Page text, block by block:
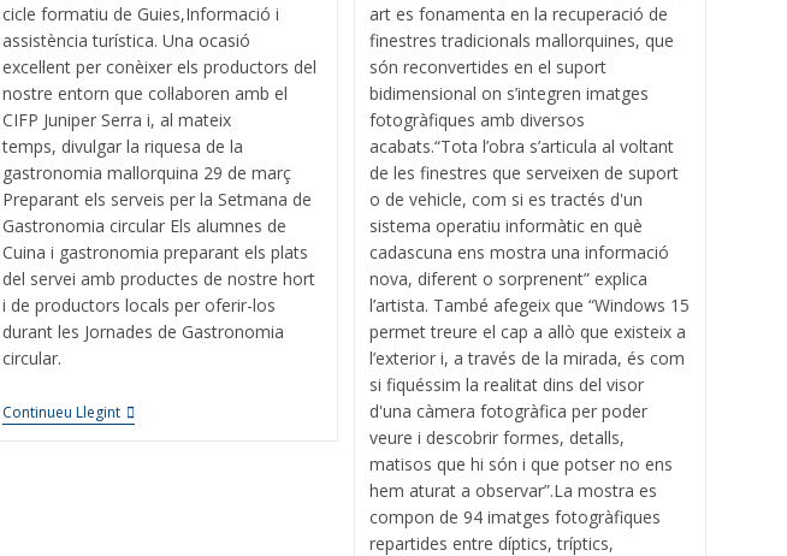
cicle formatiu de Guies,Informació i
assistència turística. Una ocasió
excel·lent per conèixer els productors del
nostre entorn que col·laboren amb el
CIFP Juniper Serra i, al mateix
temps, divulgar la riquesa de la
gastronomia mallorquina 29 de març
Preparant els serveis per la Setmana de
Gastronomia circular Els alumnes de
Cuina i gastronomia preparant els plats
del servei amb productes de nostre hort
i de productors locals per oferir-los
durant les Jornades de Gastronomia
circular.
Continueu Llegint
art es fonamenta en la recuperació de
finestres tradicionals mallorquines, que
són reconvertides en el suport
bidimensional on s’integren imatges
fotogràfiques amb diversos
acabats.“Tota l’obra s’articula al voltant
de les finestres que serveixen de suport
o de vehicle, com si es tractés d'un
sistema operatiu informàtic en què
cadascuna ens mostra una informació
nova, diferent o sorprenent” explica
l’artista. També afegeix que “Windows 15
permet treure el cap a allò que existeix a
l’exterior i, a través de la mirada, és com
si fiquéssim la realitat dins del visor
d'una càmera fotogràfica per poder
veure i descobrir formes, detalls,
matisos que hi són i que potser no ens
hem aturat a observar”.La mostra es
compon de 94 imatges fotogràfiques
repartides entre díptics, tríptics,